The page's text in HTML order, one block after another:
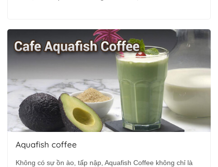
Aquafish coffee
Không có sự ồn ào, tấp nập, Aquafish Coffee không chỉ là